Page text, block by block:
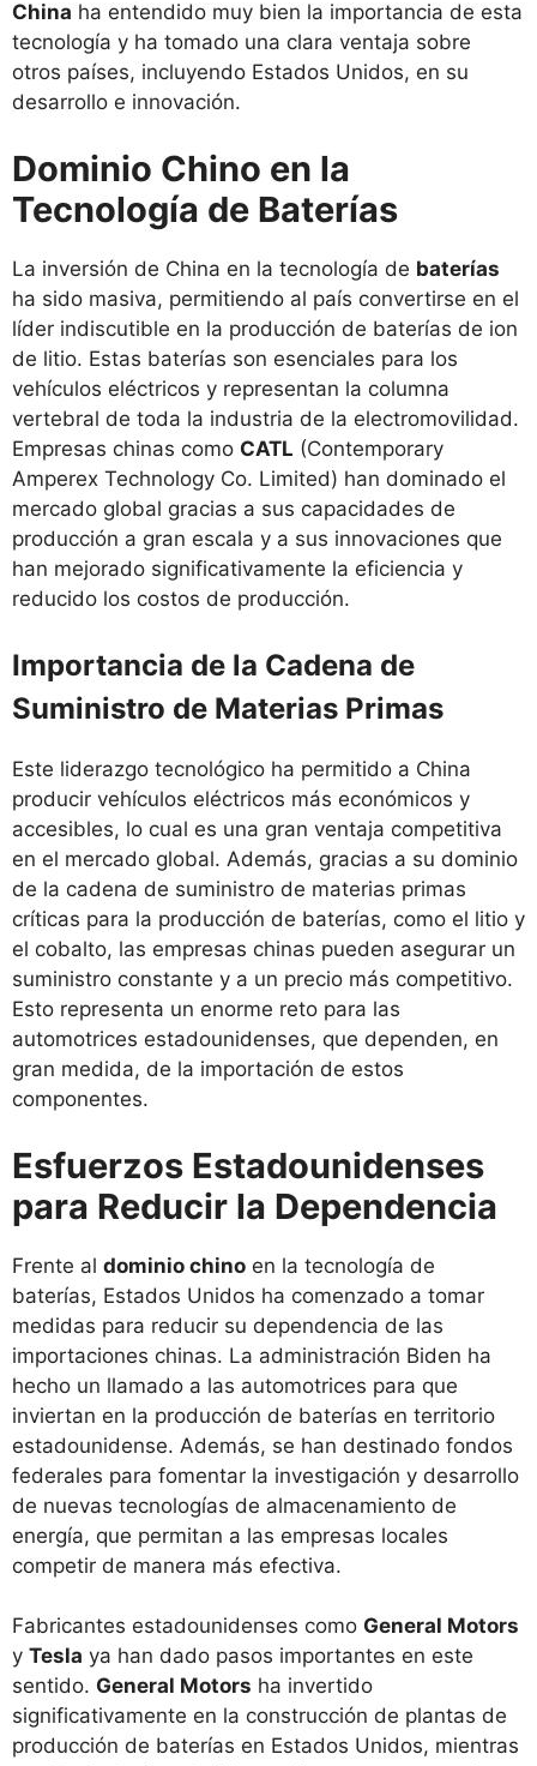
China ha entendido muy bien la importancia de esta
tecnología y ha tomado una clara ventaja sobre
otros países, incluyendo Estados Unidos, en su
desarrollo e innovación.
Dominio Chino en la
Tecnología de Baterías
La inversión de China en la tecnología de baterías
ha sido masiva, permitiendo al país convertirse en el
líder indiscutible en la producción de baterías de ion
de litio. Estas baterías son esenciales para los
vehículos eléctricos y representan la columna
vertebral de toda la industria de la electromovilidad.
Empresas chinas como CATL (Contemporary
Amperex Technology Co. Limited) han dominado el
mercado global gracias a sus capacidades de
producción a gran escala y a sus innovaciones que
han mejorado significativamente la eficiencia y
reducido los costos de producción.
Importancia de la Cadena de
Suministro de Materias Primas
Este liderazgo tecnológico ha permitido a China
producir vehículos eléctricos más económicos y
accesibles, lo cual es una gran ventaja competitiva
en el mercado global. Además, gracias a su dominio
de la cadena de suministro de materias primas
críticas para la producción de baterías, como el litio y
el cobalto, las empresas chinas pueden asegurar un
suministro constante y a un precio más competitivo.
Esto representa un enorme reto para las
automotrices estadounidenses, que dependen, en
gran medida, de la importación de estos
componentes.
Esfuerzos Estadounidenses
para Reducir la Dependencia
Frente al dominio chino en la tecnología de
baterías, Estados Unidos ha comenzado a tomar
medidas para reducir su dependencia de las
importaciones chinas. La administración Biden ha
hecho un llamado a las automotrices para que
inviertan en la producción de baterías en territorio
estadounidense. Además, se han destinado fondos
federales para fomentar la investigación y desarrollo
de nuevas tecnologías de almacenamiento de
energía, que permitan a las empresas locales
competir de manera más efectiva.
Fabricantes estadounidenses como General Motors
y Tesla ya han dado pasos importantes en este
sentido. General Motors ha invertido
significativamente en la construcción de plantas de
producción de baterías en Estados Unidos, mientras